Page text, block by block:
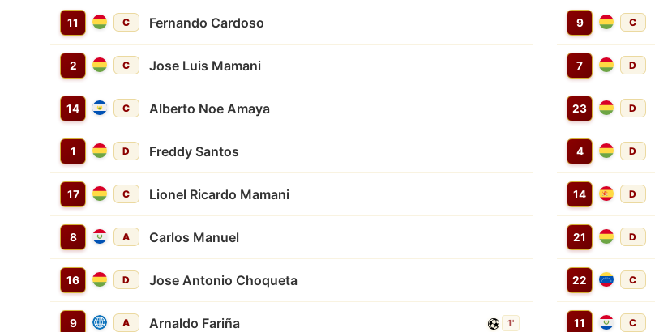
11 C Fernando Cardoso
2 C Jose Luis Mamani
14 C Alberto Noe Amaya
1 D Freddy Santos
17 C Lionel Ricardo Mamani
8 A Carlos Manuel
16 D Jose Antonio Choqueta
9 A Arnaldo Fariña 1'
9 C
7 D
23 D
4 D
14 D
21 D
22 C
11 C